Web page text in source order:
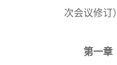
次会议修订）
第一章